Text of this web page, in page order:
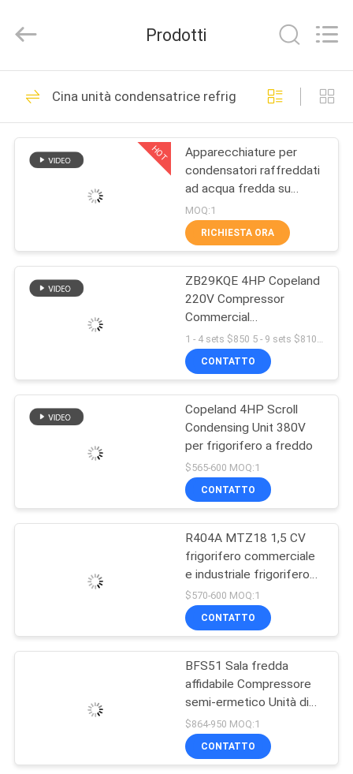
CASA
PRODOTTI
CIRCA
NOI
FABBRICA
CONTROLLO
CASI
RICHIEDA
Reserved.
unità condensatrice
refrigerazione
118
Piccola unità di
condensazione
32
Unità di
condensazione
ermetica dei semi
condensazione
raffreddata aria
37
Prodotti
Cina unità condensatrice refrigerazione
HOT
Apparecchiature per
condensatori raffreddati
ad acqua fredda su
misura
MOQ:1
RICHIESTA ORA
ZB29KQE 4HP Copeland
220V Compressor
Commercial
Refrigeration Condensing
Unit air Cooled
Condenser Unit for Cold
CONTATTO
Copeland 4HP Scroll
Condensing Unit 380V
per frigorifero a freddo
$565-600 MOQ:1
CONTATTO
R404A MTZ18 1,5 CV
frigorifero commerciale
e industriale frigorifero
congelatore
condensatore frigorifero
frigorifero facile da
$570-600 MOQ:1
CONTATTO
BFS51 Sala fredda
affidabile Compressore
semi-ermetico Unità di
condensazione
Serbatoio a freddo
$864-950 MOQ:1
CONTATTO